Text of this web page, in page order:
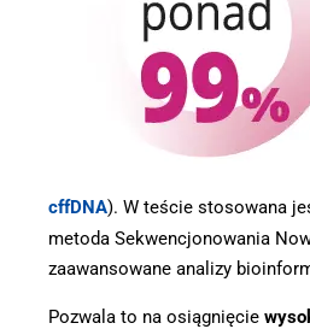
cffDNA). W teście stosowana
metoda Sekwencjonowania
zaawansowane analizy
Pozwala to na osiągnięcie